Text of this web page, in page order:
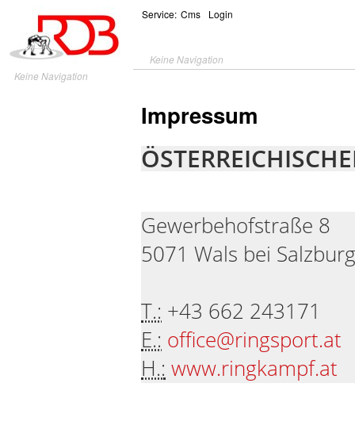
Keine Navigation
Service: Cms Login
Keine Navigation
Impressum
Gewerbehofstraße 8
5071 Wals bei Salzburg
T.: +43 662 243171
E.: office@ringsport.at
H.: www.ringkampf.at